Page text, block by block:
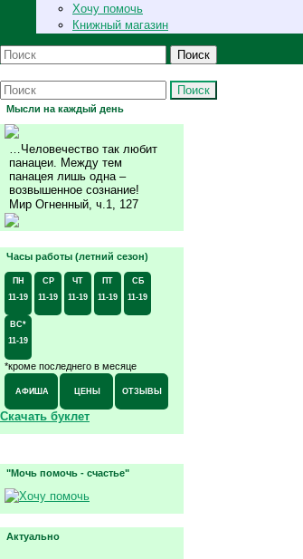
Хочу помочь
Книжный магазин
Поиск
Поиск
Мысли на каждый день
…Человечество так любит
панацеи. Между тем
панацея лишь одна –
возвышенное сознание!
Мир Огненный, ч.1, 127
Часы работы (летний сезон)
ПН
11-19
СР
11-19
ЧТ
11-19
ПТ
11-19
СБ
11-19
ВС*
11-19
*кроме последнего в месяце
АФИША ЦЕНЫ ОТЗЫВЫ
Скачать буклет
"Мочь помочь - счастье"
Актуально